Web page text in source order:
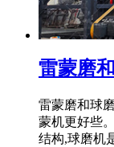
雷蒙磨
雷蒙磨和球
蒙机更好些
结构,球磨机